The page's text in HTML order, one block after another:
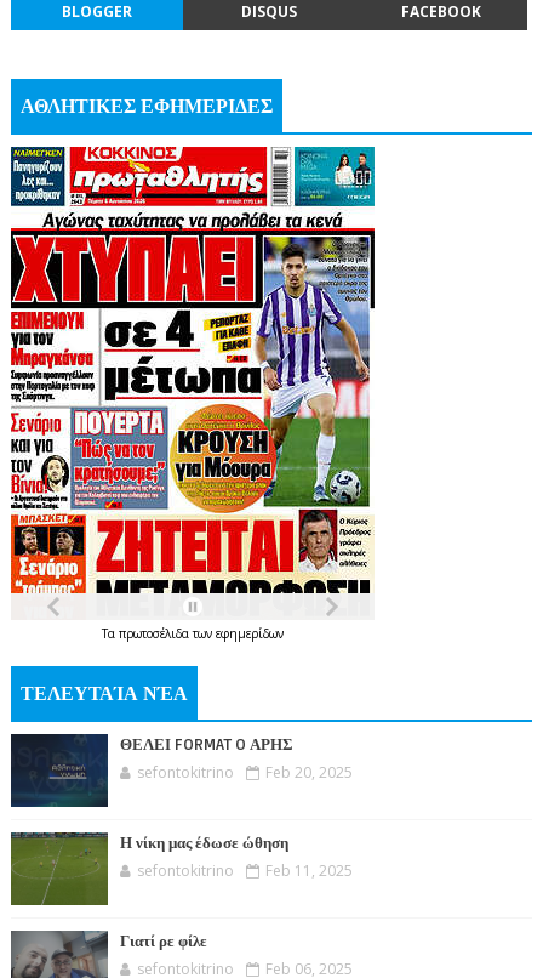
BLOGGER DISQUS FACEBOOK
ΑΘΛΗΤΙΚΕΣ ΕΦΗΜΕΡΙΔΕΣ
Τα πρωτοσέλιδατων εφημερίδων
ΤΕΛΕΥΤΑΊΑ ΝΈΑ
ΘΕΛΕΙ FORMAT O ΑΡΗΣ
sefontokitrino Feb 20, 2025
Η νίκη μας έδωσε ώθηση
sefontokitrino Feb 11, 2025
Γιατί ρε φίλε
sefontokitrino Feb 06, 2025